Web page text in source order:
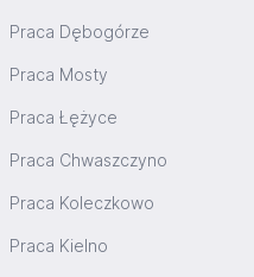
Praca Dębogórze
Praca Mosty
Praca Łężyce
Praca Chwaszczyno
Praca Koleczkowo
Praca Kielno